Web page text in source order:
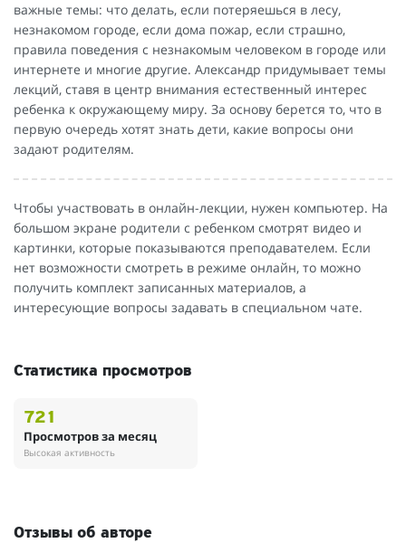
важные темы: что делать, если потеряешься в лесу,
незнакомом городе, если дома пожар, если страшно,
правила поведения с незнакомым человеком в городе или
интернете и многие другие. Александр придумывает темы
лекций, ставя в центр внимания естественный интерес
ребенка к окружающему миру. За основу берется то, что в
первую очередь хотят знать дети, какие вопросы они
задают родителям.
Чтобы участвовать в онлайн-лекции, нужен компьютер. На
большом экране родители с ребенком смотрят видео и
картинки, которые показываются преподавателем. Если
нет возможности смотреть в режиме онлайн, то можно
получить комплект записанных материалов, а
интересующие вопросы задавать в специальном чате.
Статистика просмотров
721
Просмотров за месяц
Высокая активность
Отзывы об авторе